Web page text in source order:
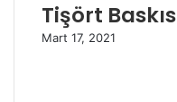
Tişört
Mart 17, 2021